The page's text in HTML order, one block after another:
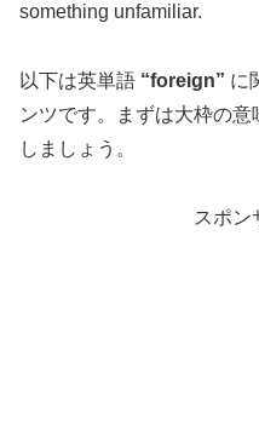
something unfamiliar.
以下は英単語 “foreign” に
ンツです。まずは大枠の
しましょう。
スポン